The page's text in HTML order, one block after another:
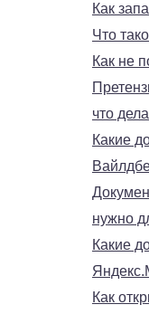
Как
Что
Как не
что
Какие
нужно
Какие
Как